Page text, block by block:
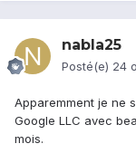
nabla25
Posté(e) 24
Apparemment je ne
Google LLC avec
mois.